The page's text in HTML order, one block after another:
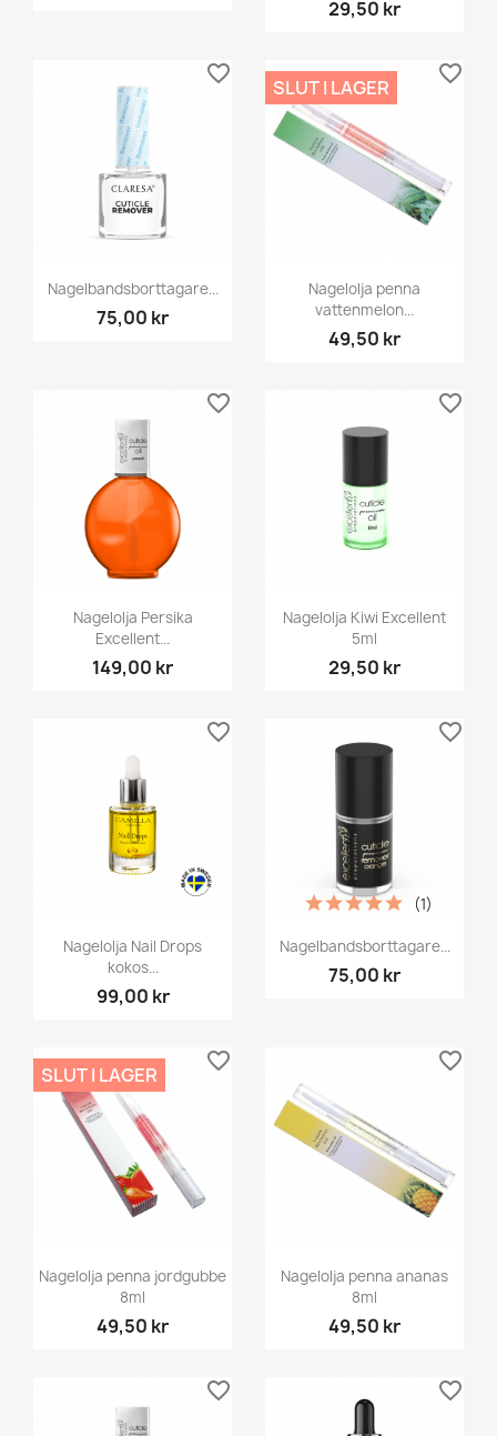
29,50 kr
Nagelbandsborttagare...
75,00 kr
favorite_border
Nagelolja penna
vattenmelon...
49,50 kr
SLUT I LAGER
favorite_border
Nagelolja Persika
Excellent...
149,00 kr
favorite_border
Nagelolja Kiwi Excellent
5ml
29,50 kr
favorite_border
Nagelolja Nail Drops
kokos...
99,00 kr
favorite_border
Nagelbandsborttagare...
75,00 kr
(1)
favorite_border
Nagelolja penna jordgubbe
8ml
49,50 kr
SLUT I LAGER
favorite_border
Nagelolja penna ananas
8ml
49,50 kr
favorite_border
favorite_border favorite_border